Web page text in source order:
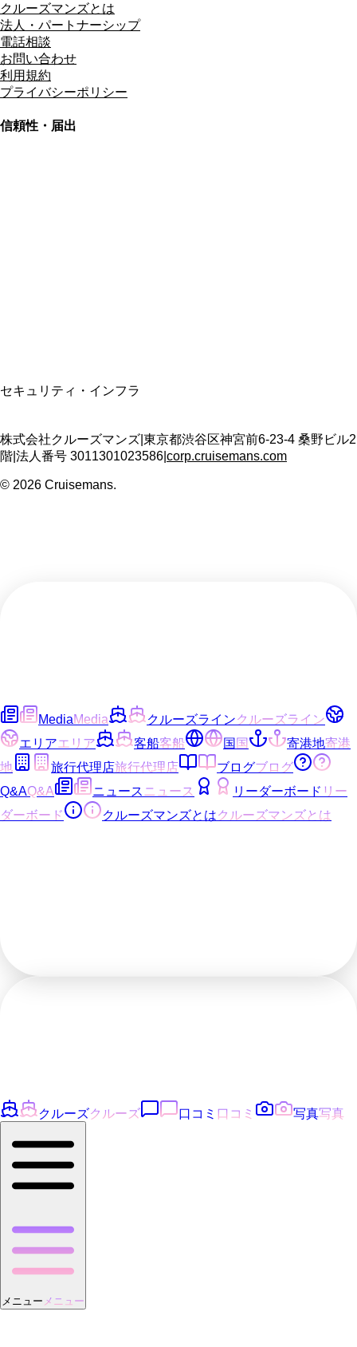
クルーズマンズとは
法人・パートナーシップ
電話相談
お問い合わせ
利用規約
プライバシーポリシー
信頼性・届出
セキュリティ・インフラ
株式会社クルーズマンズ 東京都渋谷区神宮前6-23-4 桑野ビル2
階 法人番号 3011301023586 corp.cruisemans.com
© 2026 Cruisemans.
MediaMedia クルーズラインクルーズライン
エリアエリア 客船客船 国国 寄港地寄港
地
旅行代理店旅行代理店 ブログブログ
Q&AQ&A ニュース ニュース リーダーボード リー
ダーボード
クルーズマンズとはクルーズマンズとは
クルーズクルーズ 口コミ 口コミ 写真写真
メニュー メニュー